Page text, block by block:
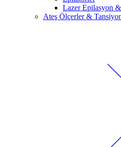
Lazer Epilasyon
Ateş Ölçerler &